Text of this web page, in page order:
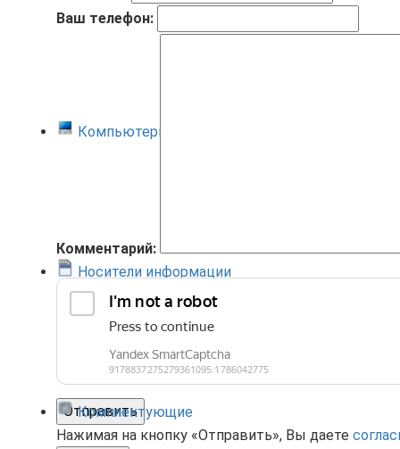
Ваш телефон:
Комментарий:
Отправить
Нажимая на кнопку «Отправить», Вы даете
Компьютеры и ноутбуки
Носители информации
Комплектующие